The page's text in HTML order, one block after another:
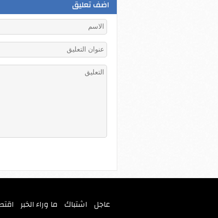
اضف تعليق
عاجل اشتباك ما وراء الخبر